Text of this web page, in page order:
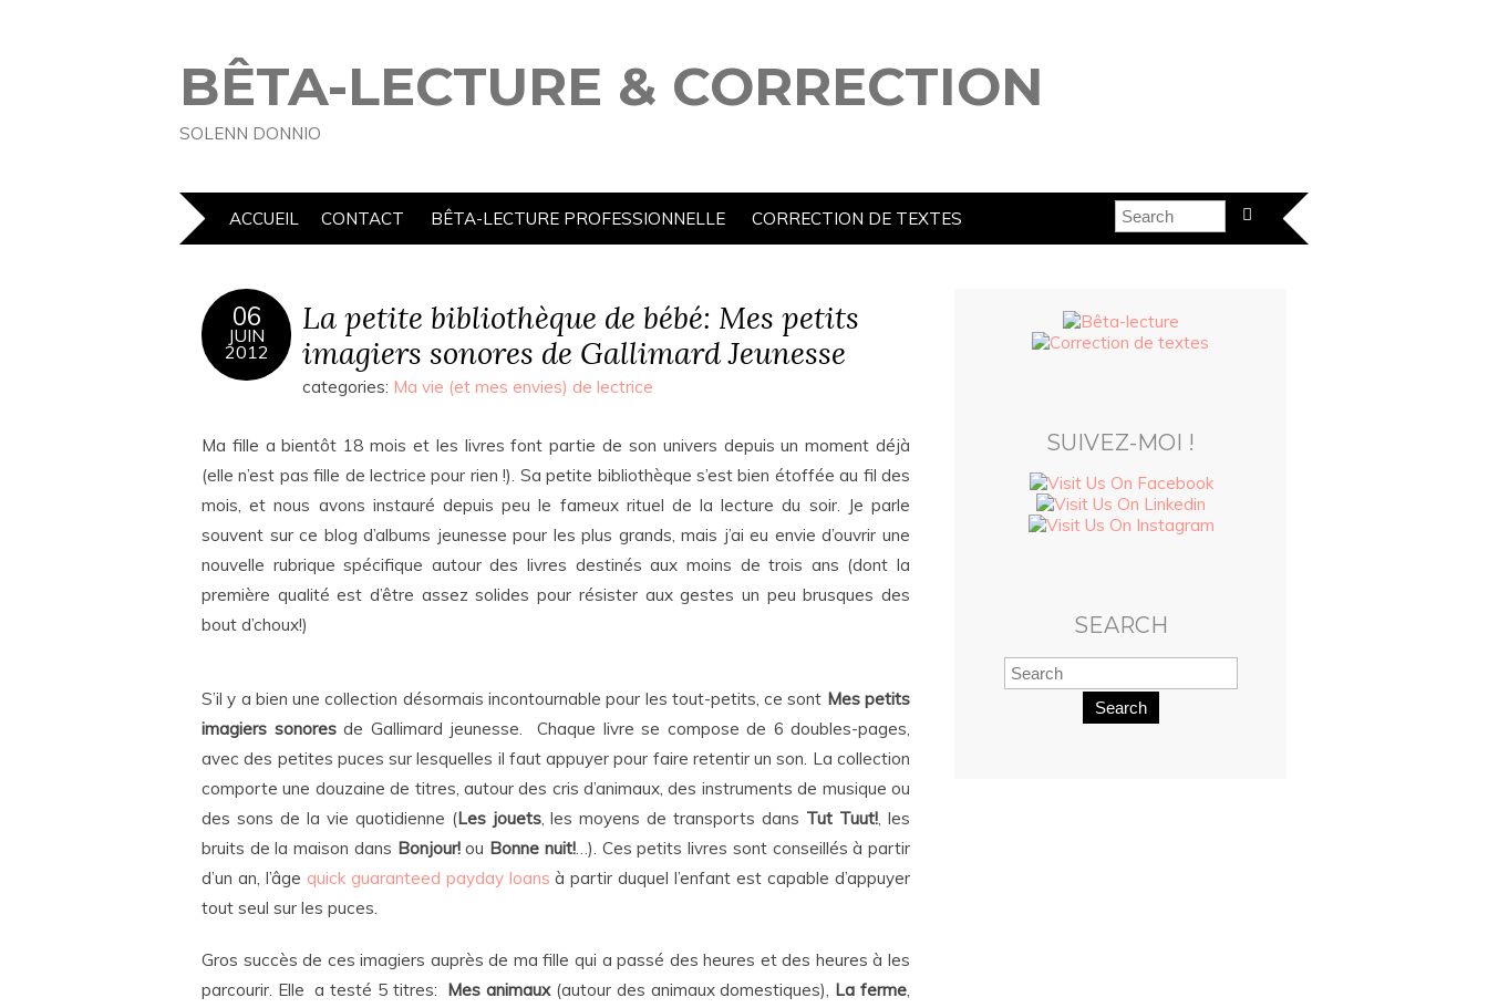
BÊTA-LECTURE & CORRECTION
SOLENN DONNIO
ACCUEIL CONTACT BÊTA-LECTURE PROFESSIONNELLE CORRECTION DE TEXTES
06
JUIN
2012
La petite bibliothèque de bébé: Mes petits
imagiers sonores de Gallimard Jeunesse
categories: Ma vie (et mes envies) de lectrice
Ma fille a bientôt 18 mois et les livres font partie de son univers depuis un moment déjà
(elle n’est pas fille de lectrice pour rien !). Sa petite bibliothèque s’est bien étoffée au fil des
mois, et nous avons instauré depuis peu le fameux rituel de la lecture du soir. Je parle
souvent sur ce blog d’albums jeunesse pour les plus grands, mais j’ai eu envie d’ouvrir une
nouvelle rubrique spécifique autour des livres destinés aux moins de trois ans (dont la
première qualité est d’être assez solides pour résister aux gestes un peu brusques des
bout d’choux!)
S’il y a bien une collection désormais incontournable pour les tout-petits, ce sont Mes petits
imagiers sonoresde Gallimard jeunesse. Chaque livre se compose de 6 doubles-pages,
avec des petites puces sur lesquelles il faut appuyer pour faire retentir un son. La collection
comporte une douzaine de titres, autour des cris d’animaux, des instruments de musique ou
des sons de la vie quotidienne (Les jouets, les moyens de transports dans Tut Tuut!, les
bruits de la maison dans Bonjour!ou Bonne nuit!…). Ces petits livres sont conseillés à partir
d’un an, l’âge quick guaranteed payday loans à partir duquel l’enfant est capable d’appuyer
tout seul sur les puces.
Gros succès de ces imagiers auprès de ma fille qui a passé des heures et des heures à les
parcourir. Elle a testé 5 titres: Mes animaux(autour des animaux domestiques), La ferme,
SUIVEZ-MOI !
SEARCH
Search